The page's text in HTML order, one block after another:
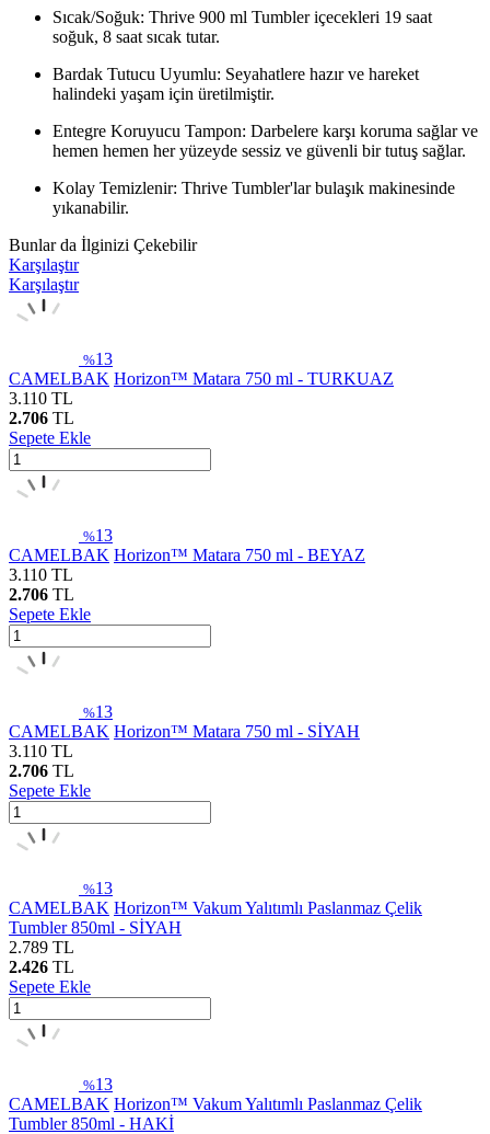
Sıcak/Soğuk: Thrive 900 ml Tumbler içecekleri 19 saat
soğuk, 8 saat sıcak tutar.
Bardak Tutucu Uyumlu: Seyahatlere hazır ve hareket
halindeki yaşam için üretilmiştir.
Entegre Koruyucu Tampon: Darbelere karşı koruma sağlar ve
hemen hemen her yüzeyde sessiz ve güvenli bir tutuş sağlar.
Kolay Temizlenir: Thrive Tumbler'lar bulaşık makinesinde
yıkanabilir.
Bunlar da İlginizi Çekebilir
Karşılaştır
Karşılaştır
%13
CAMELBAK Horizon™ Matara 750 ml - TURKUAZ
3.110 TL
2.706 TL
Sepete Ekle
%13
CAMELBAK Horizon™ Matara 750 ml - BEYAZ
3.110 TL
2.706 TL
Sepete Ekle
%13
CAMELBAK Horizon™ Matara 750 ml - SİYAH
3.110 TL
2.706 TL
Sepete Ekle
%13
CAMELBAK Horizon™ Vakum Yalıtımlı Paslanmaz Çelik
Tumbler 850ml - SİYAH
2.789 TL
2.426 TL
Sepete Ekle
%13
CAMELBAK Horizon™ Vakum Yalıtımlı Paslanmaz Çelik
Tumbler 850ml - HAKİ